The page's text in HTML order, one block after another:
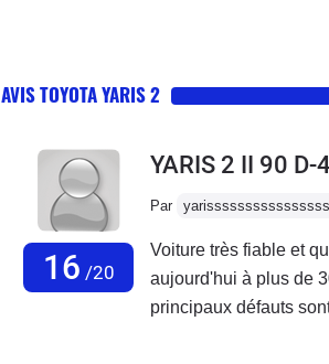
AVIS TOYOTA YARIS 2
16 /20
YARIS 2 II 90 D-
Par
Voiture très fiable et qui
aujourd'hui à plus de
principaux défauts